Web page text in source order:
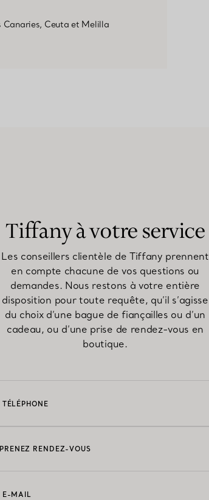
Canaries, Ceuta et Melilla
Tiffany à votre service
Les conseillers clientèle de Tiffany prennent
en compte chacune de vos questions ou
demandes. Nous restons à votre entière
disposition pour toute requête, qu’il s’agisse
du choix d’une bague de fiançailles ou d’un
cadeau, ou d’une prise de rendez-vous en
boutique.
TÉLÉPHONE
PRENEZ RENDEZ-VOUS
E-MAIL